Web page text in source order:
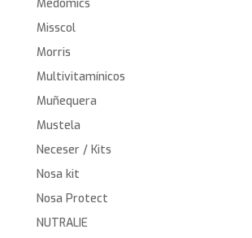
Medomics
Misscol
Morris
Multivitamínicos
Muñequera
Mustela
Neceser / Kits
Nosa kit
Nosa Protect
NUTRALIE